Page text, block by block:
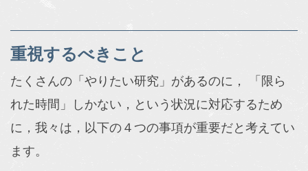
重視するべきこと
たくさんの「やりたい研究」があるのに， 「限ら
れた時間」しかない，という状況に対応するため
に，我々は，以下の４つの事項が重要だと考えてい
ます。